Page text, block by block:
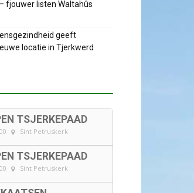
fjouwer listen Waltahûs
geeft
locatie in Tjerkwerd
TSJERKEPAAD
Sint Petruskerk
TSJERKEPAAD
Sint Petruskerk